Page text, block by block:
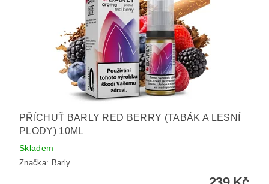
PŘÍCHUŤ BARLY RED BERRY (TABÁK A LESNÍ
PLODY) 10ML
Skladem
Značka: Barly